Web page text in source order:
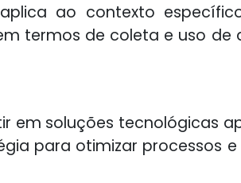
ao contexto
termos de coleta e uso de
em soluções tecnológicas
para otimizar processos